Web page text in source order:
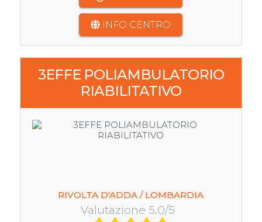
INFO CENTRO
3EFFE POLIAMBULATORIO
RIABILITATIVO
RIVOLTA D'ADDA / LOMBARDIA
Valutazione 5.0/5